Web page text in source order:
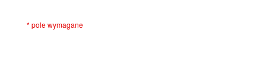
* pole wymagane